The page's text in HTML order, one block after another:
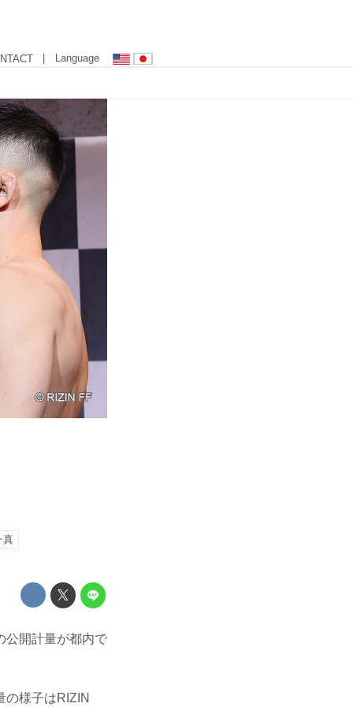
| Language
真
公開計量が都内で
の様子はRIZIN